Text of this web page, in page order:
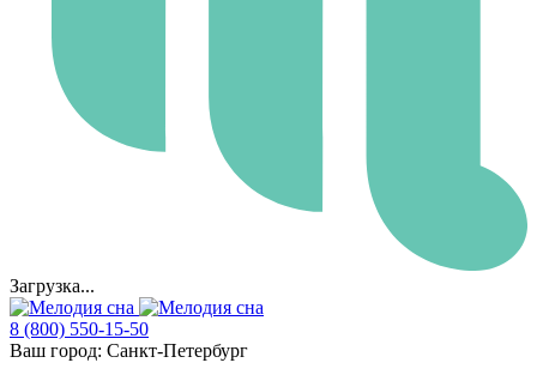
Загрузка...
8 (800) 550-15-50
Ваш город: Санкт-Петербург